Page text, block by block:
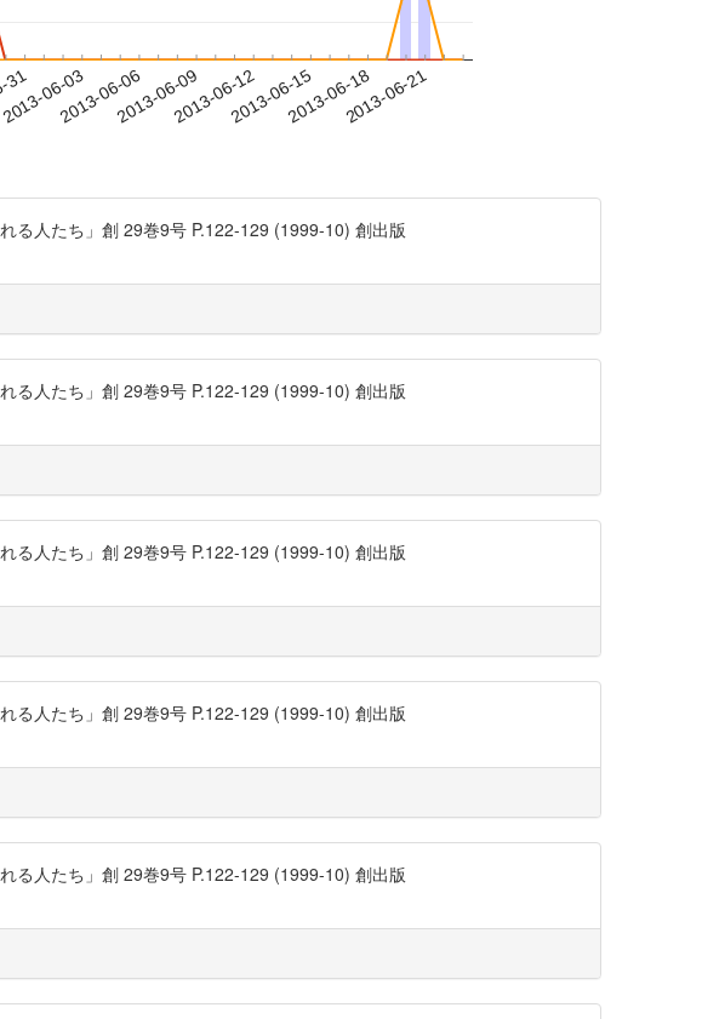
2013-06-032013-06-062013-06-092013-06-122013-06-152013-06-182013-06-21
る人たち」創 29巻9号 P.122-129 (1999-10) 創出版
る人たち」創 29巻9号 P.122-129 (1999-10) 創出版
る人たち」創 29巻9号 P.122-129 (1999-10) 創出版
る人たち」創 29巻9号 P.122-129 (1999-10) 創出版
る人たち」創 29巻9号 P.122-129 (1999-10) 創出版